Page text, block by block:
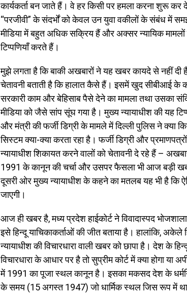
कार्यकर्ता बन जाते हैं। वे हर किसी पर हमला करना शुरू कर
“परजीवी” के संदर्भों को केवल उन युवा वकीलों के संबंध में
मीडिया में बहुत अधिक सक्रिय हैं और अक्सर न्यायिक
टिप्पणियाँ करते हैं।
मुझे लगता है कि बाकी अखबारों ने यह खबर कायदे से नहीं दी
चेतावनी बताती है कि हालात कैसे हैं। इसमें खुद सीबीआई के
सरकारी काम और बेहिसाब पैसे देने का मामला तथा उसका
मीडिया को जैसे सांप सूंघ गया है। मुख्य न्यायाधीश की यह
और मंत्री की फर्जी डिग्री के मामले में दिल्ली पुलिस ने क्या
सिस्टम क्या-क्या करता रहा है। फर्जी डिग्री और
न्यायाधीश शिकायत करने वालों को चेतावनी दे रहे हैं –
1991 के कानून की चर्चा और उसपर फैसला भी आज बड़ी
दूसरी ओर मुख्य न्यायाधीश के कहने का मतलब यह भी है कि
जाएगी।
आज ही खबर है, मध्य प्रदेश हाईकोर्ट ने विवादास्पद
इसे हिन्दू याचिकाकर्ताओं की जीत बताया है। हालांकि,
न्यायाधीश की विचारधारा वाली खबर को छापा है। देश के
विचारधारा के आधार पर है तो सुप्रीम कोर्ट में क्या होगा या
में 1991 का पूजा स्थल कानून है। इसका मकसद देश के
के समय (15 अगस्त 1947) जो धार्मिक स्थल जिस रूप में